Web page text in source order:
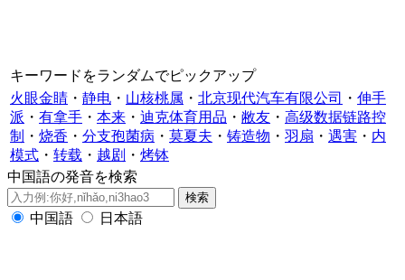
キーワードをランダムでピックアップ
火眼金睛 ・ 静电 ・ 山核桃属 ・ 北京现代汽车有限公司 ・ 伸手
派 ・ 有拿手 ・ 本来 ・ 迪克体育用品 ・ 敝友 ・ 高级数据链路控
制
・ 烧香 ・ 分支孢菌病 ・ 莫夏夫 ・ 铸造物 ・ 羽扇 ・ 遇害 ・ 内
模式 ・ 转载 ・ 越剧 ・ 烤钵
中国語の発音を検索
中国語 日本語